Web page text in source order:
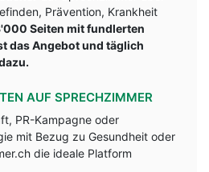
Prävention, Krankheit
Seiten mit fundlerten
das Angebot und täglich
AUF SPRECHZIMMER
PR-Kampagne oder
mit Bezug zu Gesundheit oder
die ideale Platform